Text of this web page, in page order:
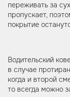
переживать за
пропускает,
покрытие
Водительский
в случае
когда и второй
то всегда можно